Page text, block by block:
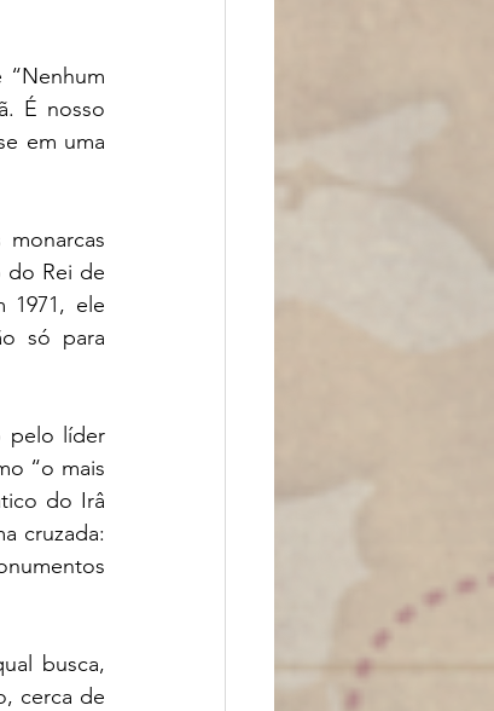
“Nenhum
É nosso
em uma
do Rei de
1971, ele
só para
pelo líder
“o mais
do Irâ
cruzada:
busca,
cerca de